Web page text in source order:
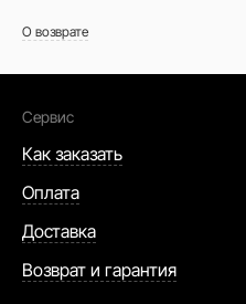
О возврате
Сервис
Как заказать
Оплата
Доставка
Возврат и гарантия